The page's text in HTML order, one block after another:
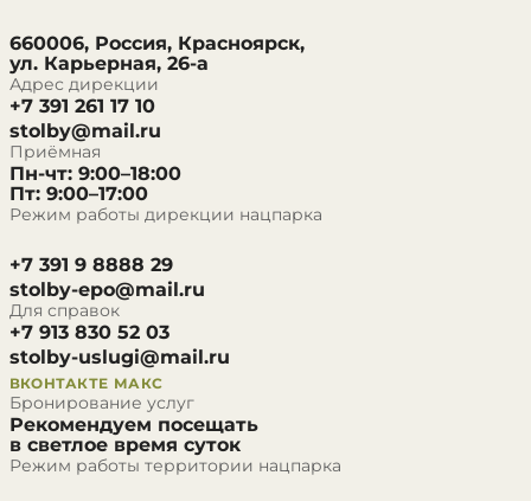
660006, Россия, Красноярск,
ул. Карьерная, 26-а
Адрес дирекции
+7 391 261 17 10
stolby@mail.ru
Приёмная
Пн-чт: 9:00–18:00
Пт: 9:00–17:00
Режим работы дирекции нацпарка
+7 391 9 8888 29
stolby-epo@mail.ru
Для справок
+7 913 830 52 03
stolby-uslugi@mail.ru
ВКОНТАКТЕ МАКС
Бронирование услуг
Рекомендуем посещать
в светлое время суток
Режим работы территории нацпарка